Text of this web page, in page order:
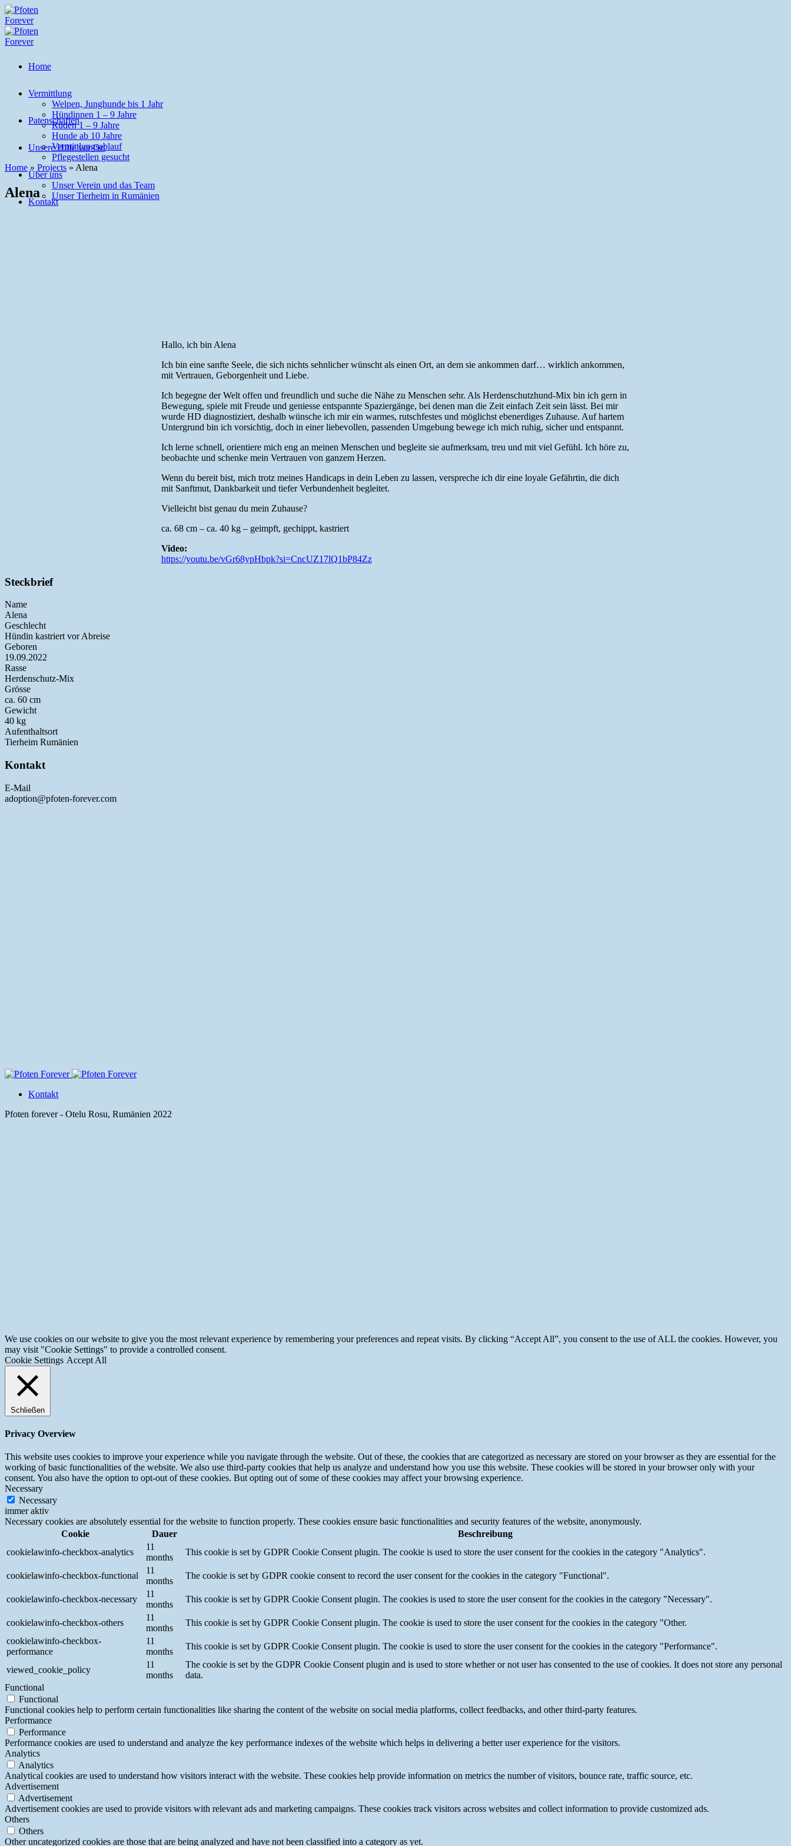
Home
Vermittlung
Welpen, Junghunde bis 1 Jahr
Hündinnen 1 – 9 Jahre
Rüden 1 – 9 Jahre
Hunde ab 10 Jahre
Vermittlungsablauf
Pflegestellen gesucht
Patenschaften
Unsere Hilfe vor Ort
Über uns
Unser Verein und das Team
Unser Tierheim in Rumänien
Kontakt
Home » Projects » Alena
Alena
Hallo, ich bin Alena
Ich bin eine sanfte Seele, die sich nichts sehnlicher wünscht als einen Ort, an dem sie ankommen darf… wirklich ankommen,
mit Vertrauen, Geborgenheit und Liebe.
Ich begegne der Welt offen und freundlich und suche die Nähe zu Menschen sehr. Als Herdenschutzhund-Mix bin ich gern in
Bewegung, spiele mit Freude und geniesse entspannte Spaziergänge, bei denen man die Zeit einfach Zeit sein lässt. Bei mir
wurde HD diagnostiziert, deshalb wünsche ich mir ein warmes, rutschfestes und möglichst ebenerdiges Zuhause. Auf hartem
Untergrund bin ich vorsichtig, doch in einer liebevollen, passenden Umgebung bewege ich mich ruhig, sicher und entspannt.
Ich lerne schnell, orientiere mich eng an meinen Menschen und begleite sie aufmerksam, treu und mit viel Gefühl. Ich höre zu,
beobachte und schenke mein Vertrauen von ganzem Herzen.
Wenn du bereit bist, mich trotz meines Handicaps in dein Leben zu lassen, verspreche ich dir eine loyale Gefährtin, die dich
mit Sanftmut, Dankbarkeit und tiefer Verbundenheit begleitet.
Vielleicht bist genau du mein Zuhause?
ca. 68 cm – ca. 40 kg – geimpft, gechippt, kastriert
Video:
https://youtu.be/vGr68ypHbpk?si=CncUZ17lQ1bP84Zz
Steckbrief
Name
Alena
Geschlecht
Hündin kastriert vor Abreise
Geboren
19.09.2022
Rasse
Herdenschutz-Mix
Grösse
ca. 60 cm
Gewicht
40 kg
Aufenthaltsort
Tierheim Rumänien
Kontakt
E-Mail
adoption@pfoten-forever.com
Kontakt
Pfoten forever - Otelu Rosu, Rumänien 2022
We use cookies on our website to give you the most relevant experience by remembering your preferences and repeat visits. By clicking “Accept All”, you consent to the use of ALL the cookies. However, you
may visit "Cookie Settings" to provide a controlled consent.
Cookie Settings Accept All
Schließen
Privacy Overview
This website uses cookies to improve your experience while you navigate through the website. Out of these, the cookies that are categorized as necessary are stored on your browser as they are essential for the
working of basic functionalities of the website. We also use third-party cookies that help us analyze and understand how you use this website. These cookies will be stored in your browser only with your
consent. You also have the option to opt-out of these cookies. But opting out of some of these cookies may affect your browsing experience.
Necessary
Necessary
immer aktiv
Necessary cookies are absolutely essential for the website to function properly. These cookies ensure basic functionalities and security features of the website, anonymously.
Cookie
Dauer
Beschreibung
cookielawinfo-checkbox-analytics
11
months
This cookie is set by GDPR Cookie Consent plugin. The cookie is used to store the user consent for the cookies in the category "Analytics".
cookielawinfo-checkbox-functional
11
months
The cookie is set by GDPR cookie consent to record the user consent for the cookies in the category "Functional".
cookielawinfo-checkbox-necessary
11
months
This cookie is set by GDPR Cookie Consent plugin. The cookies is used to store the user consent for the cookies in the category "Necessary".
cookielawinfo-checkbox-others
11
months
This cookie is set by GDPR Cookie Consent plugin. The cookie is used to store the user consent for the cookies in the category "Other.
cookielawinfo-checkbox-
performance
11
months
This cookie is set by GDPR Cookie Consent plugin. The cookie is used to store the user consent for the cookies in the category "Performance".
viewed_cookie_policy
11
months
The cookie is set by the GDPR Cookie Consent plugin and is used to store whether or not user has consented to the use of cookies. It does not store any personal
data.
Functional
Functional
Functional cookies help to perform certain functionalities like sharing the content of the website on social media platforms, collect feedbacks, and other third-party features.
Performance
Performance
Performance cookies are used to understand and analyze the key performance indexes of the website which helps in delivering a better user experience for the visitors.
Analytics
Analytics
Analytical cookies are used to understand how visitors interact with the website. These cookies help provide information on metrics the number of visitors, bounce rate, traffic source, etc.
Advertisement
Advertisement
Advertisement cookies are used to provide visitors with relevant ads and marketing campaigns. These cookies track visitors across websites and collect information to provide customized ads.
Others
Others
Other uncategorized cookies are those that are being analyzed and have not been classified into a category as yet.